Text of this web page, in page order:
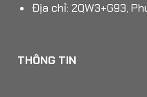
Địa chỉ: 2QW3+G93,
THÔNG TIN